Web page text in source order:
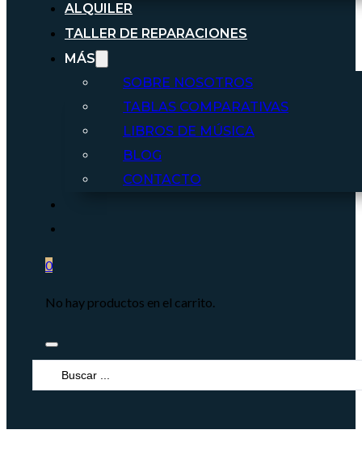
ALQUILER
TALLER DE REPARACIONES
MÁS
SOBRE NOSOTROS
TABLAS COMPARATIVAS
LIBROS DE MÚSICA
BLOG
CONTACTO
0
No hay productos en el carrito.
Search
...